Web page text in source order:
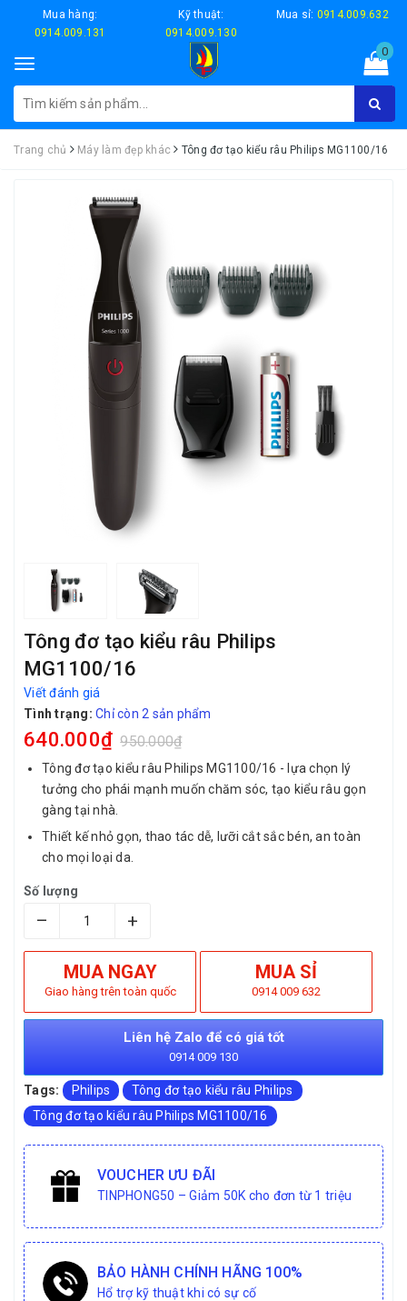
Mua hàng:
0914.009.131
Kỹ thuật:
0914.009.130
Mua sỉ: 0914.009.632
Toggle
navigation
0
Trang chủ Máy làm đẹp khác Tông đơ tạo kiểu râu Philips MG1100/16
Tông đơ tạo kiểu râu Philips
MG1100/16
Viết đánh giá
Tình trạng: Chỉ còn 2 sản phẩm
640.000₫ 950.000₫
Tông đơ tạo kiểu râu Philips MG1100/16 - lựa chọn lý
tưởng cho phái mạnh muốn chăm sóc, tạo kiểu râu gọn
gàng tại nhà.
Thiết kế nhỏ gọn, thao tác dễ, lưỡi cắt sắc bén, an toàn
cho mọi loại da.
Số lượng
– +
MUA NGAY
Giao hàng trên toàn quốc
MUA SỈ
0914 009 632
Liên hệ Zalo để có giá tốt
0914 009 130
Tags: Philips
Tông đơ tạo kiểu râu Philips
Tông đơ tạo kiểu râu Philips MG1100/16
VOUCHER ƯU ĐÃI
TINPHONG50 – Giảm 50K cho đơn từ 1 triệu
BẢO HÀNH CHÍNH HÃNG 100%
Hổ trợ kỹ thuật khi có sự cố